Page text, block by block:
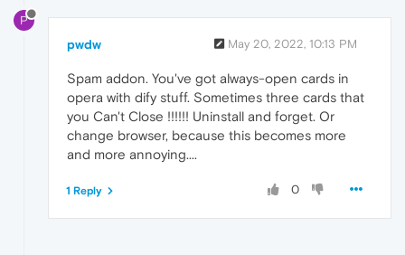
P
pwdw May 20, 2022, 10:13 PM
Spam addon. You've got always-open cards in
opera with dify stuff. Sometimes three cards that
you Can't Close !!!!!! Uninstall and forget. Or
change browser, because this becomes more
and more annoying....
0
1 Reply